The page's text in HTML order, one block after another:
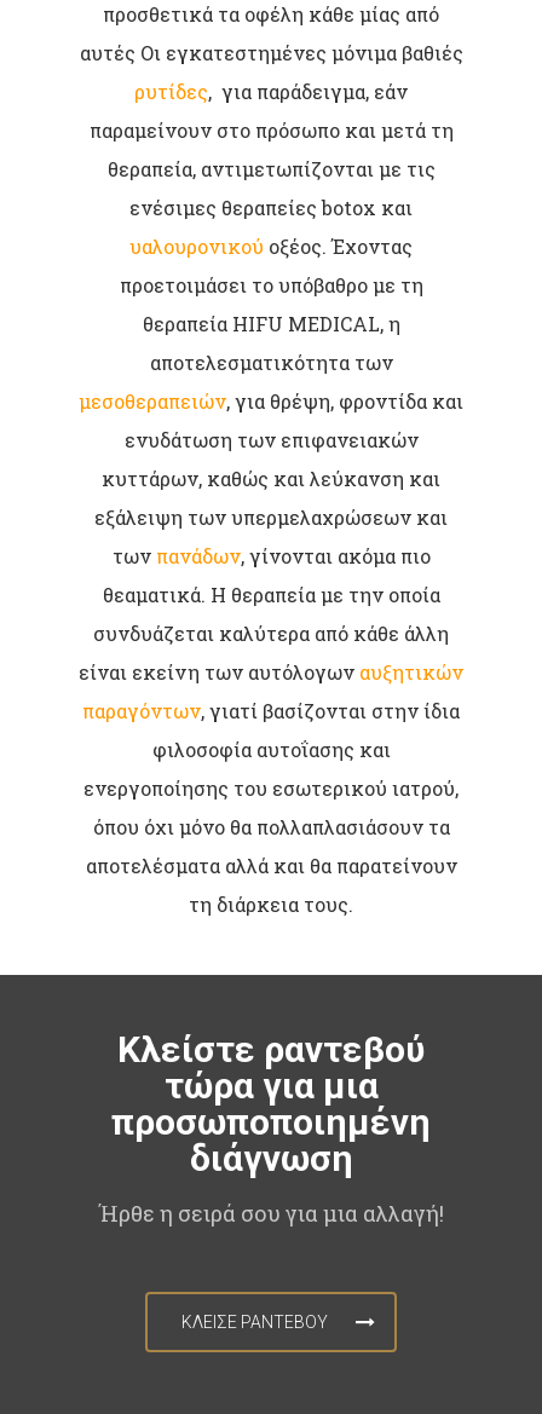
προσθετικά τα οφέλη κάθε μίας από
αυτές Οι εγκατεστημένες μόνιμα βαθιές
ρυτίδες, για παράδειγμα, εάν
παραμείνουν στο πρόσωπο και μετά τη
θεραπεία, αντιμετωπίζονται με τις
ενέσιμες θεραπείες botox και
υαλουρονικού οξέος. Έχοντας
προετοιμάσει το υπόβαθρο με τη
θεραπεία HIFU MEDICAL, η
αποτελεσματικότητα των
μεσοθεραπειών, για θρέψη, φροντίδα και
ενυδάτωση των επιφανειακών
κυττάρων, καθώς και λεύκανση και
εξάλειψη των υπερμελαχρώσεων και
των πανάδων, γίνονται ακόμα πιο
θεαματικά. Η θεραπεία με την οποία
συνδυάζεται καλύτερα από κάθε άλλη
είναι εκείνη των αυτόλογων αυξητικών
παραγόντων, γιατί βασίζονται στην ίδια
φιλοσοφία αυτοΐασης και
ενεργοποίησης του εσωτερικού ιατρού,
όπου όχι μόνο θα πολλαπλασιάσουν τα
αποτελέσματα αλλά και θα παρατείνουν
τη διάρκεια τους.
Κλείστε ραντεβού
τώρα για μια
προσωποποιημένη
διάγνωση
Ήρθε η σειρά σου για μια αλλαγή!
ΚΛΕΙΣΕ ΡΑΝΤΕΒΟΥ